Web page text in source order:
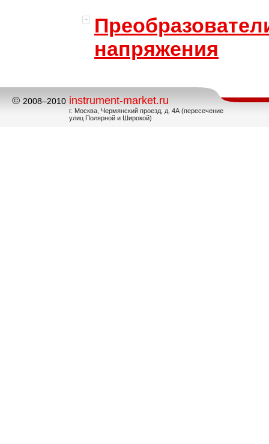
напряжения
© 2008–2010 instrument-market.ru
г. Москва, Чермянский проезд, д. 4А (пересечение
улиц Полярной и Широкой)